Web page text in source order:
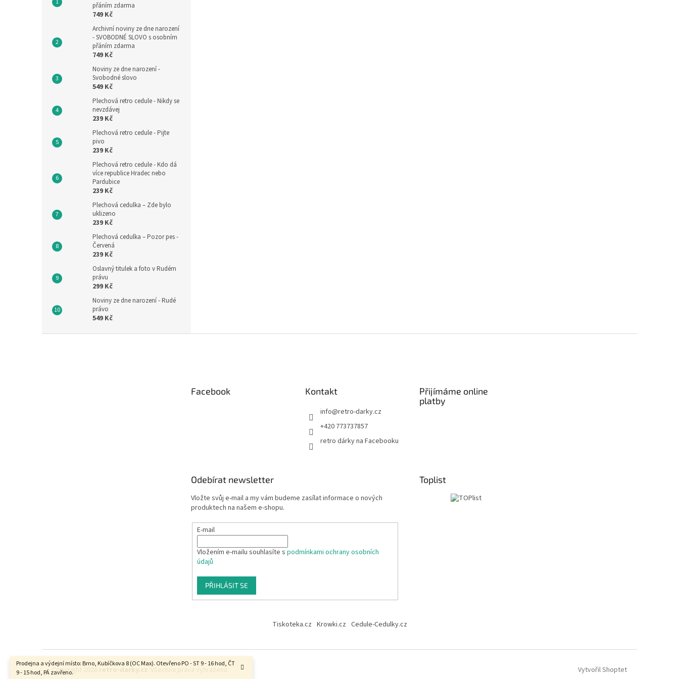
Prodejna a výdejní místo: Brno, Kubíčkova 8 (OC Max). Otevřeno PO - ST 9 - 16 hod, ČT
9 - 15 hod, PÁ zavřeno.
přáním zdarma
749 Kč
Archivní noviny ze dne narození
- SVOBODNÉ SLOVO s osobním
přáním zdarma
749 Kč
Noviny ze dne narození -
Svobodné slovo
549 Kč
Plechová retro cedule - Nikdy se
nevzdávej
239 Kč
Plechová retro cedule - Pijte
pivo
239 Kč
Plechová retro cedule - Kdo dá
více republice Hradec nebo
Pardubice
239 Kč
Plechová cedulka – Zde bylo
uklizeno
239 Kč
Plechová cedulka – Pozor pes -
Červená
239 Kč
Oslavný titulek a foto v Rudém
právu
299 Kč
Noviny ze dne narození - Rudé
právo
549 Kč
Facebook Kontakt
info@retro-darky.cz
+420 773737857
retro dárky na Facebooku
Přijímáme online
platby
Odebírat newsletter
Vložte svůj e-mail a my vám budeme zasílat informace o nových
produktech na našem e-shopu.
E-mail
Vložením e-mailu souhlasíte s podmínkami ochrany osobních
údajů
PŘIHLÁSIT SE
Toplist
Tiskoteka.cz Krowki.cz Cedule-Cedulky.cz
Vytvořil Shoptet
Copyright 2026